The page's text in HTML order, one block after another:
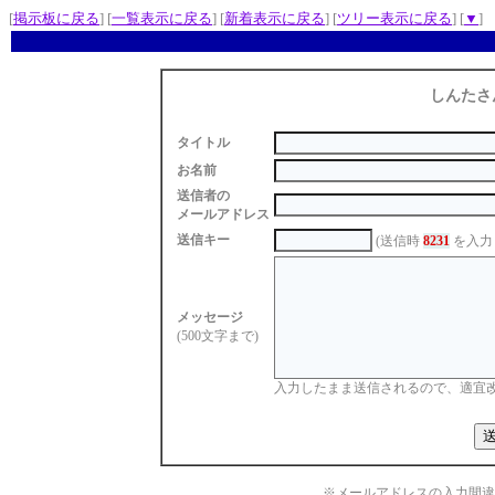
[掲示板に戻る] [一覧表示に戻る] [新着表示に戻る] [ツリー表示に戻る] [▼ ]
しんた
タイトル
お名前
送信者の
メールアドレス
送信キー
(送信時 8231を入力
メッセージ
(500文字まで)
入力したまま送信されるので、適宜